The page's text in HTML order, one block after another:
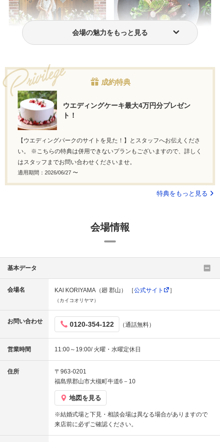
会場の魅力をもっと見る
成約特典
ウエディングケーキ最大4万円分プレゼン
ト！
【ウエディングパークのサイトを見た！】とスタッフへお伝えくださ
い。 ※こちらの特典は併用できないプランもございますので、詳しく
はスタッフまでお問い合わせくださいませ。
適用期間：2026/06/27 〜
特典をもっと見る
会場情報
基本データ
会場名 KAI KORIYAMA（廻 郡山） ［公式サイト ］
（カイコオリヤマ）
お問い合わせ 0120-354-122 （通話無料）
営業時間 11:00～19:00/ 火曜・水曜定休日
住所
〒963-0201
福島県郡山市大槻町牛道6－10
地図を見る
※結婚式場と下見・相談会場は異なる場合がありますので
来店前に必ずご確認ください。